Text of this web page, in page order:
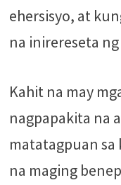
ehersisyo, at
na inirereseta
Kahit na may
nagpapakita na
matatagpuan sa
na maging